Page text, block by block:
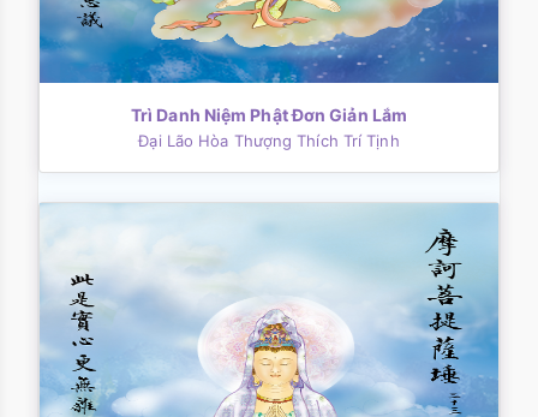
Trì Danh Niệm Phật Đơn Giản Lắm
Đại Lão Hòa Thượng Thích Trí Tịnh